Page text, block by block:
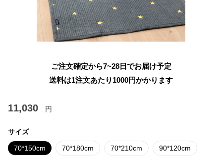
ご注文確定から7~28日でお届け予定
送料は1注文あたり 1000円かかります
11,030 円
サイズ
70*150cm 70*180cm 70*210cm 90*120cm